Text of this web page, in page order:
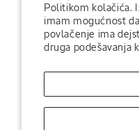
Politikom kolačića.
imam mogućnost
povlačenje ima
druga podešavanja